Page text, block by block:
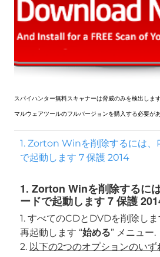
スパイハンター無料スキャナーは脅威のみを検出しま
マルウェアツールのフルバージョンを購入する必要が
1. Zorton Winを削除するには、
で起動します 7 保護 2014
1. Zorton Winを削除するに
ードで起動します 7 保護
1. すべてのCDとDVDを削除し
再起動します “始める” メニュー.
2. 以下の2つのオプションのい